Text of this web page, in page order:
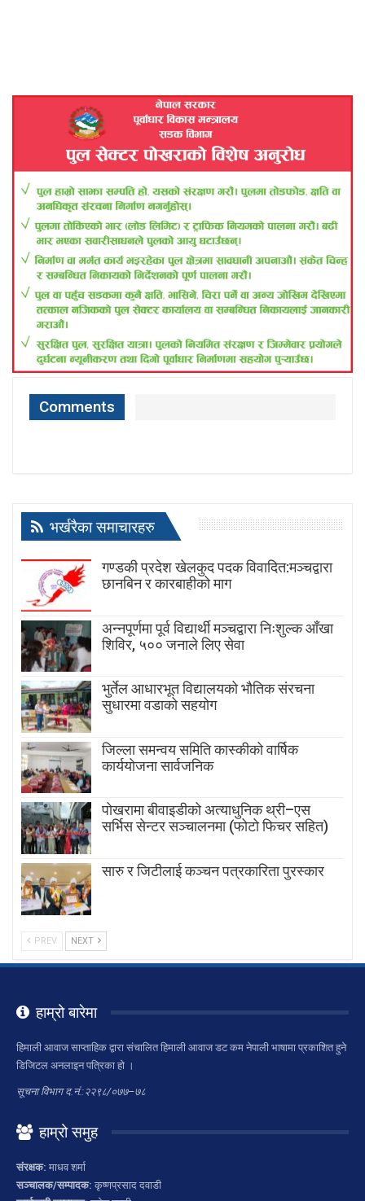
Comments
भर्खरैका समाचारहरु
गण्डकी प्रदेश खेलकुद पदक विवादित:मञ्चद्वारा
छानबिन र कारबाहीको माग
अन्नपूर्णमा पूर्व विद्यार्थी मञ्चद्वारा निःशुल्क आँखा
शिविर, ५०० जनाले लिए सेवा
भुर्तेल आधारभूत विद्यालयको भौतिक संरचना
सुधारमा वडाको सहयोग
जिल्ला समन्वय समिति कास्कीको वार्षिक
कार्ययोजना सार्वजनिक
पोखरामा बीवाइडीको अत्याधुनिक थ्री–एस
सर्भिस सेन्टर सञ्चालनमा (फोटो फिचर सहित)
सारु र जिटीलाई कञ्चन पत्रकारिता पुरस्कार
PREV NEXT
हाम्रो बारेमा
हिमाली आवाज साप्ताहिक द्वारा संचालित हिमाली आवाज डट कम नेपाली भाषामा प्रकाशित हुने
डिजिटल अनलाइन पत्रिका हो ।
सूचना विभाग द.नं.:२२९८/०७७–७८
हाम्रो समुह
संरक्षक: माधव शर्मा
सञ्चालक/सम्पादक: कृष्णप्रसाद दवाडी